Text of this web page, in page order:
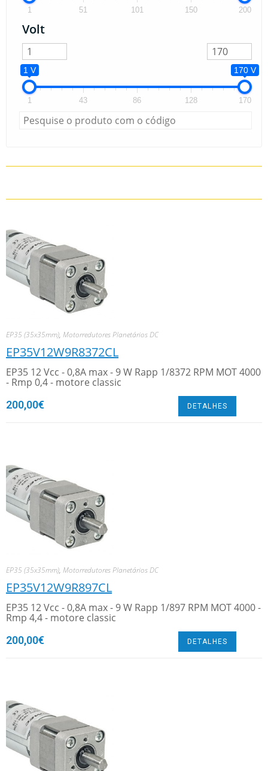
1 51 101 150 200
Volt
1 V 170 V
1 43 86 128 170
EP35 (35x35mm), Motorredutores Planetários DC
EP35V12W9R8372CL
EP35 12 Vcc - 0,8A max - 9 W Rapp 1/8372 RPM MOT 4000
- Rmp 0,4 - motore classic
200,00€ DETALHES
EP35 (35x35mm), Motorredutores Planetários DC
EP35V12W9R897CL
EP35 12 Vcc - 0,8A max - 9 W Rapp 1/897 RPM MOT 4000 -
Rmp 4,4 - motore classic
200,00€ DETALHES